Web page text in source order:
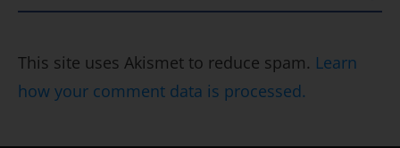
This site uses Akismet to reduce spam. Learn
how your comment data is processed.